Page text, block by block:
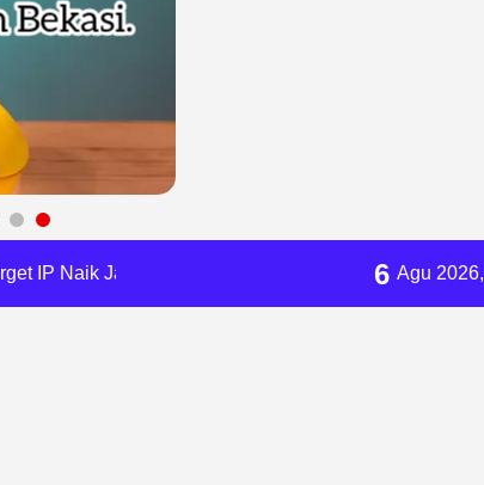
Kualitas Air
Skor MCSP KPK Naik
Hukum
Sosial
IP Naik Jadi 300
Air Lampaui Baku Mutu 6 Agu